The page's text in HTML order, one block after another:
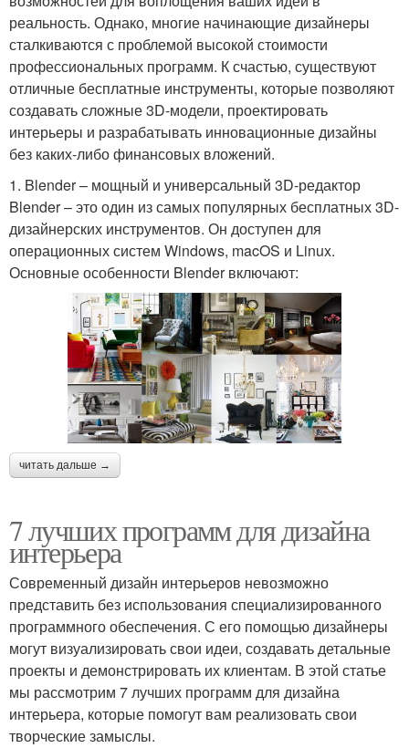
реальность. Однако, многие начинающие дизайнеры
сталкиваются с проблемой высокой стоимости
профессиональных программ. К счастью, существуют
отличные бесплатные инструменты, которые позволяют
создавать сложные 3D-модели, проектировать
интерьеры и разрабатывать инновационные дизайны
без каких-либо финансовых вложений.
1. Blender – мощный и универсальный 3D-редактор
Blender – это один из самых популярных бесплатных 3D-
дизайнерских инструментов. Он доступен для
операционных систем Windows, macOS и Linux.
Основные особенности Blender включают:
читать дальше →
7 лучших программ для дизайна
интерьера
Современный дизайн интерьеров невозможно
представить без использования специализированного
программного обеспечения. С его помощью дизайнеры
могут визуализировать свои идеи, создавать детальные
проекты и демонстрировать их клиентам. В этой статье
мы рассмотрим 7 лучших программ для дизайна
интерьера, которые помогут вам реализовать свои
творческие замыслы.